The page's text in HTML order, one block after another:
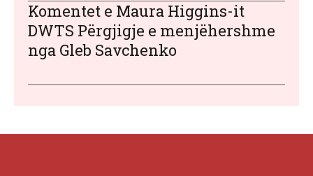
Komentet e Maura Higgins-it
DWTS Përgjigje e menjëhershme
nga Gleb Savchenko